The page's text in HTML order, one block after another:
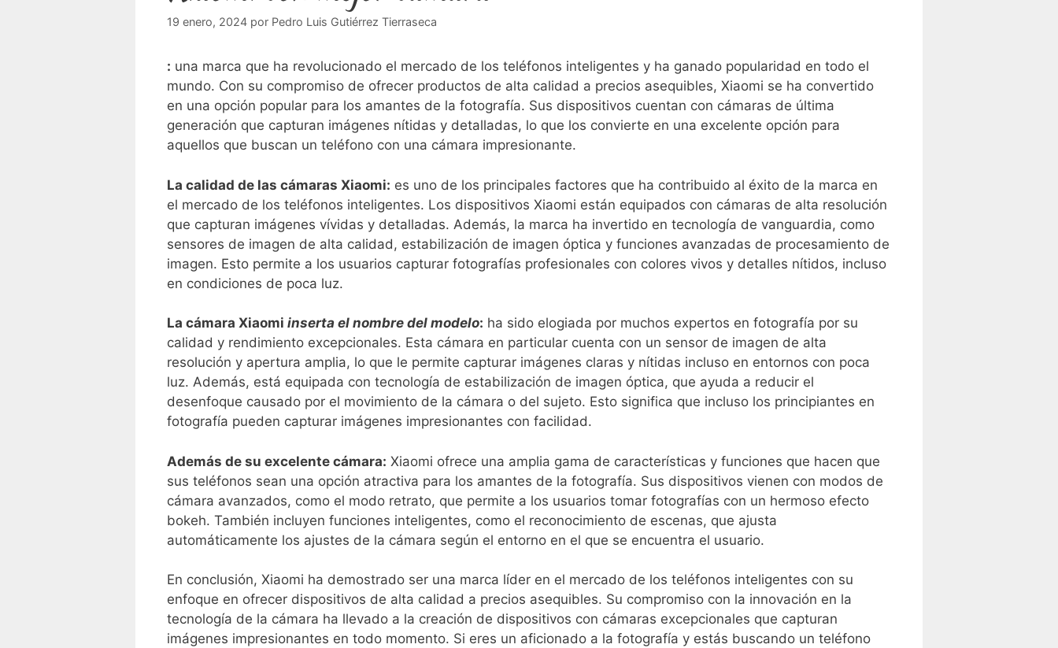
19 enero, 2024 por Pedro Luis Gutiérrez Tierraseca
: una marca que ha revolucionado el⁢ mercado de los teléfonos inteligentes y ha ganado popularidad en todo el
mundo. Con‍ su compromiso de ofrecer productos de alta ‌calidad a precios asequibles, Xiaomi se ha convertido
en una opción popular ⁣para los amantes de la fotografía. Sus dispositivos ‍cuentan con cámaras de⁢ última
generación que capturan imágenes nítidas y⁤ detalladas, lo que los​ convierte en una excelente opción para
aquellos que buscan un teléfono con una cámara impresionante.
La calidad⁤ de las cámaras Xiaomi: es uno de los principales factores que ‌ha contribuido al éxito de⁢ la marca en
el mercado de ⁤los teléfonos inteligentes. Los dispositivos Xiaomi​ están equipados con cámaras de alta resolución
que capturan imágenes vívidas y detalladas. Además, la marca ha invertido⁤ en tecnología de vanguardia, como
sensores de imagen de‍ alta calidad, estabilización de imagen⁣ óptica y funciones avanzadas ​de procesamiento de
imagen. Esto permite a ​los usuarios capturar ⁢fotografías profesionales con colores vivos y detalles nítidos, incluso
en condiciones de poca luz.
La cámara Xiaomi inserta el nombre del modelo: ha sido elogiada por muchos expertos en fotografía por su
⁣calidad y rendimiento excepcionales. Esta⁤ cámara en particular cuenta con un sensor de imagen de alta
resolución y apertura amplia, lo que le permite capturar imágenes claras ‌y nítidas incluso en entornos con poca
luz.​ Además, está equipada con tecnología de ‍estabilización⁢ de imagen óptica, que ayuda a⁣ reducir el
desenfoque ⁢causado por el movimiento de la cámara o del sujeto. Esto significa que incluso los principiantes ⁢en
fotografía pueden capturar imágenes impresionantes con facilidad.
Además⁤ de su excelente ⁣cámara: Xiaomi ofrece una amplia gama de características y funciones que hacen que
sus⁣ teléfonos sean una opción atractiva para los amantes de la fotografía. Sus dispositivos vienen con modos de
cámara avanzados, como el modo⁢ retrato, que permite a los usuarios​ tomar fotografías con un hermoso efecto
bokeh. También incluyen funciones inteligentes, como el reconocimiento de escenas, que ajusta
automáticamente los ajustes de la cámara según el entorno en el que se encuentra el usuario.
En conclusión, Xiaomi ha demostrado ser una marca líder en‍ el mercado de los teléfonos inteligentes ⁢con su
enfoque en ofrecer dispositivos de alta calidad ⁢a precios asequibles. Su compromiso con la innovación en ‍la
tecnología de la cámara ha llevado a la creación de dispositivos con cámaras excepcionales que capturan
imágenes impresionantes en todo momento. Si eres un aficionado a la fotografía y estás buscando un teléfono